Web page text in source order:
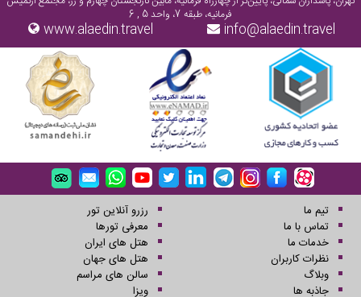
فرمانیه، طبقه 7، واحد 5 , 6
info@alaedin.travel
www.alaedin.travel
تیم ما
تماس با ما
خدمات ما
نظرات کاربران
وبلاگ
جاذبه ها
رزرو آنلاین تور
معرفی تورها
هتل های ایران
هتل های جهان
سالن های مراسم
ویزا